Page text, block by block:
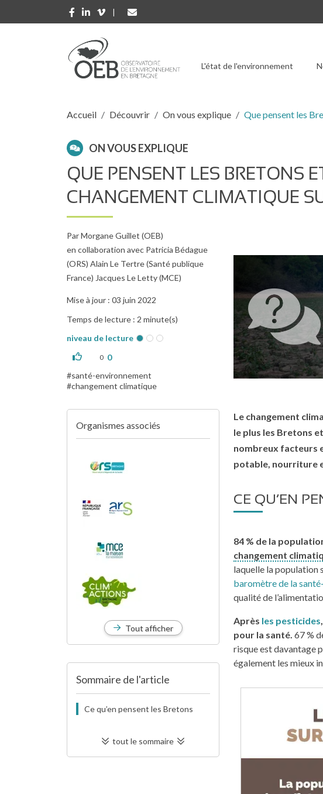
Aller au contenu principal
L'état de l'environnement
Fil d'Ariane
Accueil Découvrir On vous explique Que pensent les
ON VOUS EXPLIQUE
QUE PENSENT LES BRETONS
CHANGEMENT CLIMATIQUE
Par Morgane Guillet (OEB)
en collaboration avec Patricia Bédague
(ORS) Alain Le Tertre (Santé publique
France) Jacques Le Letty (MCE)
Mise à jour : 03 juin 2022
Temps de lecture : 2 minute(s)
niveau de lecture
0 0
santé-environnement
changement climatique
Organismes associés
Tout afficher
Sommaire de l'article
Ce qu’en pensent les Bretons
tout le sommaire
Le changement
le plus les Bretons
nombreux facteurs
potable, nourriture
CE QU’EN
84 % de la
changement
laquelle la population
baromètre de la
qualité de
Après les pesticides
pour la santé. 67 %
risque est davantage
également les mieux